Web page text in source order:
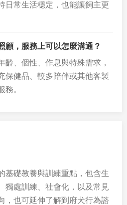
日常生活穩定，也能讓飼主更
顧，服務上可以怎麼溝通？
齡、個性、作息與特殊需求，
保健品、較多陪伴或其他客製
務。
基礎教養與訓練重點，包含生
獨處訓練、社會化，以及常見
，也可延伸了解到府犬行為諮